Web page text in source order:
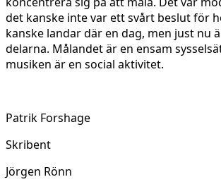
det kanske inte var ett svårt beslut för
kanske landar där en dag, men just nu
delarna. Målandet är en ensam
musiken är en social aktivitet.
Patrik Forshage
Skribent
Jörgen Rönn